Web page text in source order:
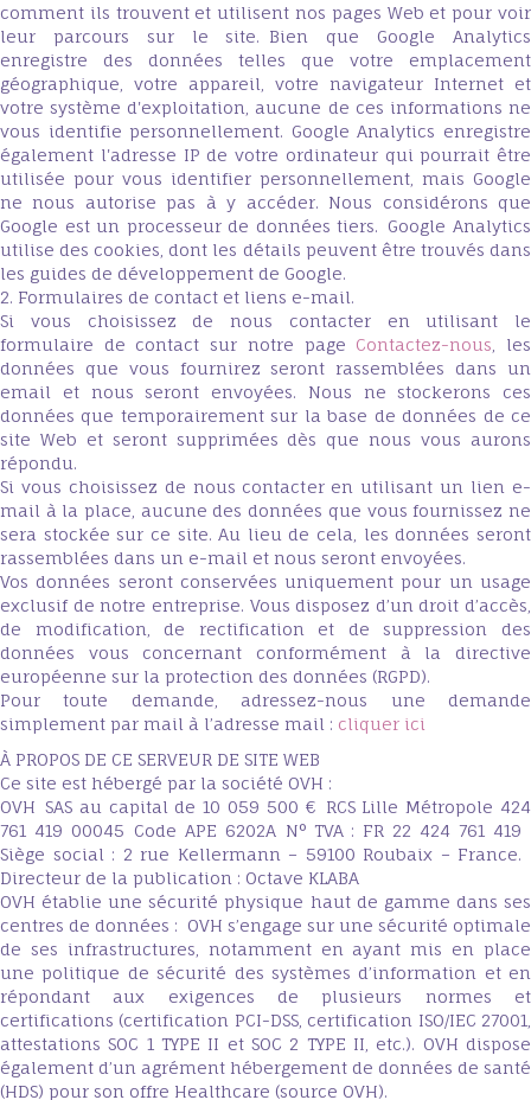
comment ils trouvent et utilisent nos pages Web et pour voir
leur parcours sur le site. Bien que Google Analytics
enregistre des données telles que votre emplacement
géographique, votre appareil, votre navigateur Internet et
votre système d'exploitation, aucune de ces informations ne
vous identifie personnellement. Google Analytics enregistre
également l'adresse IP de votre ordinateur qui pourrait être
utilisée pour vous identifier personnellement, mais Google
ne nous autorise pas à y accéder. Nous considérons que
Google est un processeur de données tiers. Google Analytics
utilise des cookies, dont les détails peuvent être trouvés dans
les guides de développement de Google.
2. Formulaires de contact et liens e-mail.
Si vous choisissez de nous contacter en utilisant le
formulaire de contact sur notre page Contactez-nous , les
données que vous fournirez seront rassemblées dans un
email et nous seront envoyées. Nous ne stockerons ces
données que temporairement sur la base de données de ce
site Web et seront supprimées dès que nous vous aurons
répondu.
Si vous choisissez de nous contacter en utilisant un lien e-
mail à la place, aucune des données que vous fournissez ne
sera stockée sur ce site. Au lieu de cela, les données seront
rassemblées dans un e-mail et nous seront envoyées.
Vos données seront conservées uniquement pour un usage
exclusif de notre entreprise. Vous disposez d’un droit d’accès,
de modification, de rectification et de suppression des
données vous concernant conformément à la directive
européenne sur la protection des données (RGPD).
Pour toute demande, adressez-nous une demande
simplement par mail à l’adresse mail : cliquer ici
À PROPOS DE CE SERVEUR DE SITE WEB
Ce site est hébergé par la société OVH :
OVH SAS au capital de 10 059 500 € RCS Lille Métropole 424
761 419 00045 Code APE 6202A N° TVA : FR 22 424 761 419
Siège social : 2 rue Kellermann – 59100 Roubaix – France.
Directeur de la publication : Octave KLABA
OVH établie une sécurité physique haut de gamme dans ses
centres de données : OVH s’engage sur une sécurité optimale
de ses infrastructures, notamment en ayant mis en place
une politique de sécurité des systèmes d’information et en
répondant aux exigences de plusieurs normes et
certifications (certification PCI-DSS, certification ISO/IEC 27001,
attestations SOC 1 TYPE II et SOC 2 TYPE II, etc.). OVH dispose
également d’un agrément hébergement de données de santé
(HDS) pour son offre Healthcare (source OVH).